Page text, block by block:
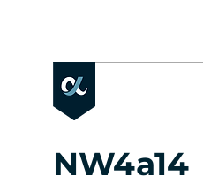
NW4a14